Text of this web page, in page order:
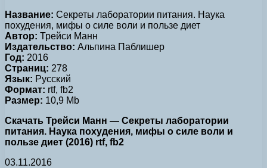
Название: Секреты лаборатории питания. Наука
похудения, мифы о силе воли и пользе диет
Автор: Трейси Манн
Издательство: Альпина Паблишер
Год: 2016
Страниц: 278
Язык: Русский
Формат: rtf, fb2
Размер: 10,9 Mb
Скачать Трейси Манн — Секреты лаборатории
питания. Наука похудения, мифы о силе воли и
пользе диет (2016) rtf, fb2
03.11.2016